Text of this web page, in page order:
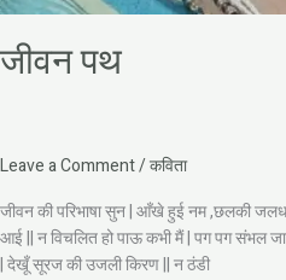
जीवन पथ
Leave a Comment/कविता
जीवन की परिभाषा सुन | आँखे हुई नम ,छलकी
आई || न विचलित हो पाऊ कभी मैं | पग पग संभल
| देखूँ सूरज की उजली किरण || न ठंडी